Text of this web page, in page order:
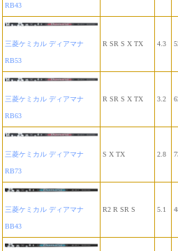
RB43
三菱ケミカル ディアマナ
RB53
R SR S X TX 4.3
三菱ケミカル ディアマナ
RB63
R SR S X TX 3.2
三菱ケミカル ディアマナ
RB73
S X TX 2.8
三菱ケミカル ディアマナ
BB43
R2 R SR S 5.1